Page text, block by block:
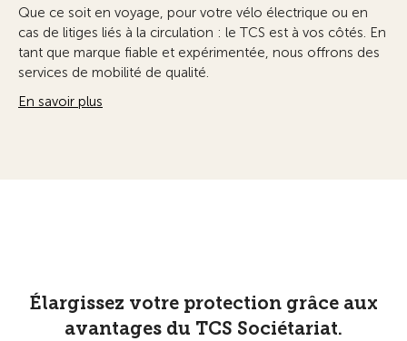
Que ce soit en voyage, pour votre vélo électrique ou en
cas de litiges liés à la circulation : le TCS est à vos côtés. En
tant que marque fiable et expérimentée, nous offrons des
services de mobilité de qualité.
En savoir plus
Élargissez votre protection grâce aux
avantages du TCS Sociétariat.